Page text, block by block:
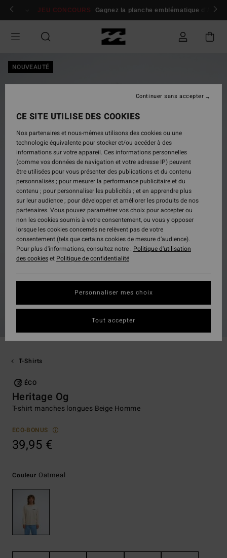
Passer
Se connecter / s'inscrire
JEU CONCOURS Gagnez la planche emblématique d'Andy
NOUVEAUTÉ
T-Shirts
ÉCO
Heritage Og
T-shirt manches longues Beige Homme
ECO-BONUS
39,95 €
Couleur Oatmeal
CE SITE UTILISE DES COOKIES
Nos partenaires et nous-mêmes utilisons des cookies ou une
technologie équivalente pour stocker et/ou accéder à des
informations sur votre appareil. Ces informations personnelles
(comme vos données de navigation et votre adresse IP) peuvent
être utilisées pour vous présenter des publications et du contenu
personnalisés ; pour mesurer la performance publicitaire et du
contenu ; pour personnaliser les publicités ; et en apprendre plus
sur leur audience ; pour développer et améliorer les produits de nos
partenaires. Vous pouvez paramétrer vos choix pour accepter ou
non les cookies soumis à votre consentement, ou vous y opposer
lorsque les cookies concernés ne relèvent pas de votre
consentement (tels que certains cookies de mesure d’audience).
Pour plus d'informations, consultez notre : Politique d'utilisation
des cookieset Politique de confidentialité
Personnaliser mes choix
Continuer sans accepter
Tout accepter